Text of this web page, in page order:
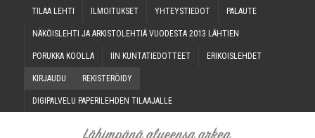
TILAA LEH­TI ILMOI­TUK­SET YHTEYS­TIE­DOT PALAU­TE
NÄKÖIS­LEH­TI JA ARKIS­TO­LEH­TIÄ VUO­DES­TA 2013 LÄHTIEN
PORUK­KA KOOLLA IIN KUN­TA­TIE­DOT­TEET ERI­KOIS­LEH­DET
KIR­JAU­DU REKIS­TE­RÖI­DY
DIGI­PAL­VE­LU PAPE­RI­LEH­DEN TILAAJALLE